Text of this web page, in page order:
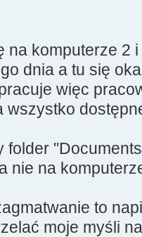
na komputerze 2
dnia a tu się
więc
wszystko
folder
nie na
to
moje myśli